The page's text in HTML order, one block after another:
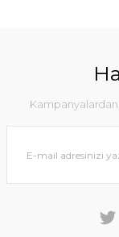
Kampanyalardan